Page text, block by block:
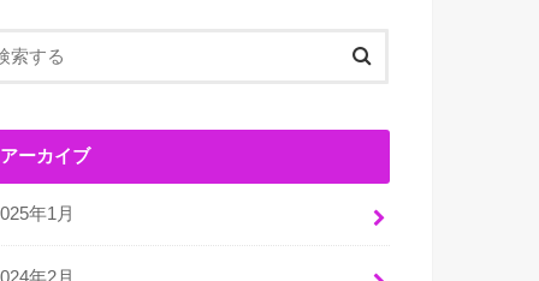
アーカイブ
年1月